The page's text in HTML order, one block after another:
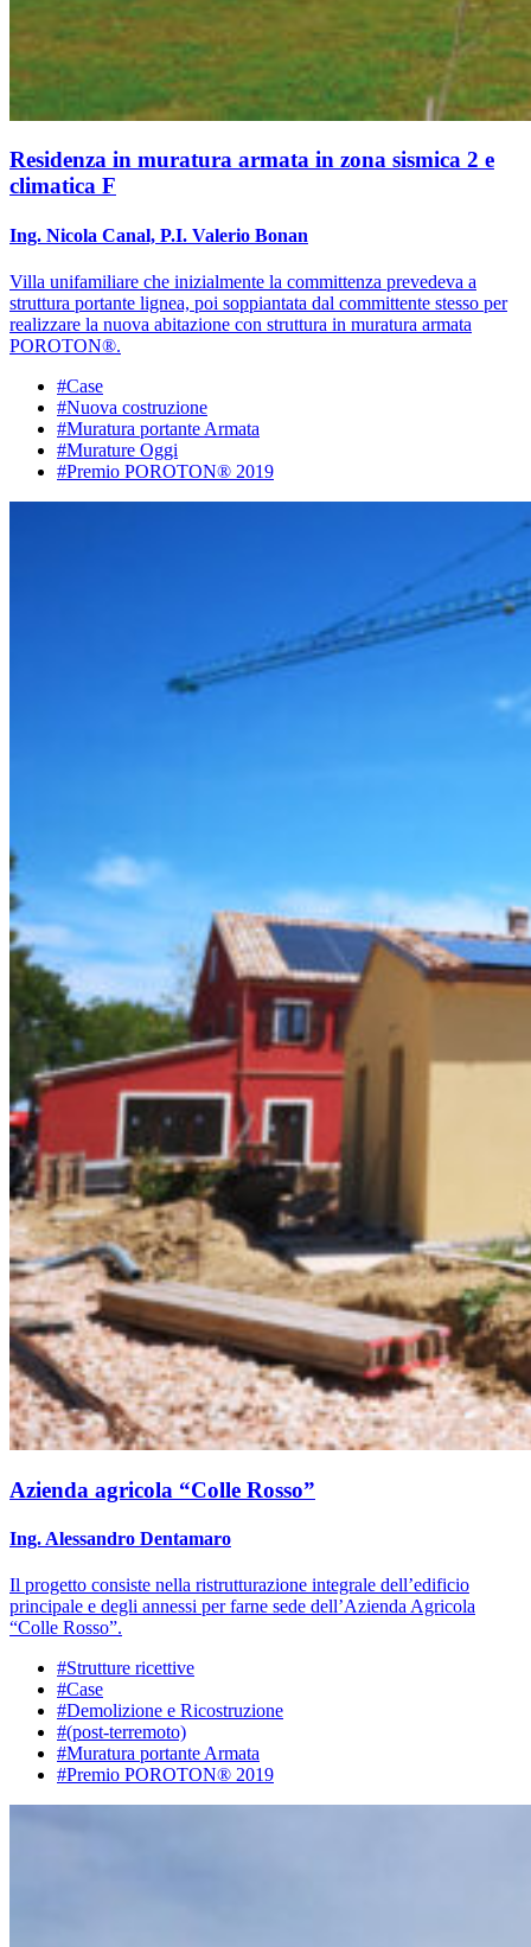
Residenza in muratura armata in zona sismica 2 e
climatica F
Ing. Nicola Canal, P.I. Valerio Bonan
Villa unifamiliare che inizialmente la committenza prevedeva a
struttura portante lignea, poi soppiantata dal committente stesso per
realizzare la nuova abitazione con struttura in muratura armata
POROTON®.
#Case
#Nuova costruzione
#Muratura portante Armata
#Murature Oggi
#Premio POROTON® 2019
Azienda agricola “Colle Rosso”
Ing. Alessandro Dentamaro
Il progetto consiste nella ristrutturazione integrale dell’edificio
principale e degli annessi per farne sede dell’Azienda Agricola
“Colle Rosso”.
#Strutture ricettive
#Case
#Demolizione e Ricostruzione
#(post-terremoto)
#Muratura portante Armata
#Premio POROTON® 2019